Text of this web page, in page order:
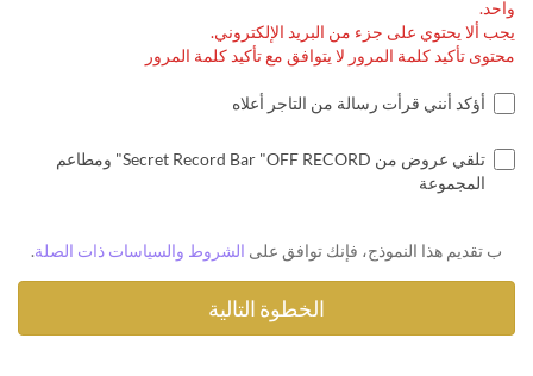
واحد.
يجب ألا يحتوي على جزء من البريد الإلكتروني.
محتوى تأكيد كلمة المرور لا يتوافق مع تأكيد كلمة المرور
أؤكد أنني قرأت رسالة من التاجر أعلاه
تلقي عروض من Secret Record Bar "OFF RECORD" ومطاعم
المجموعة
ب تقديم هذا النموذج، فإنك توافق على الشروط والسياسات ذات الصلة.